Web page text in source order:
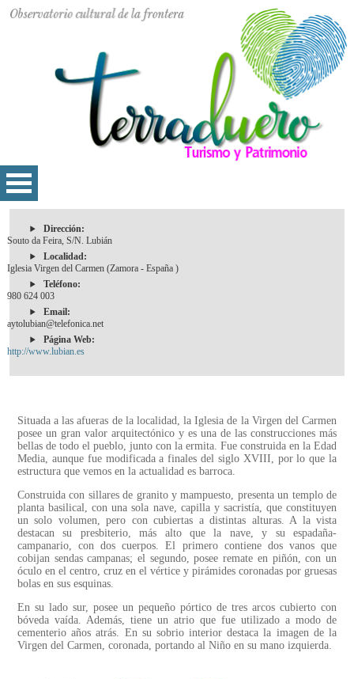
Dirección:
Souto da Feira, S/N. Lubián
Localidad:
Iglesia Virgen del Carmen (Zamora - España )
Teléfono:
980 624 003
Email:
aytolubian@telefonica.net
Página Web:
http://www.lubian.es
Situada a las afueras de la localidad, la Iglesia de la Virgen del Carmen
posee un gran valor arquitectónico y es una de las construcciones más
bellas de todo el pueblo, junto con la ermita. Fue construida en la Edad
Media, aunque fue modificada a finales del siglo XVIII, por lo que la
estructura que vemos en la actualidad es barroca.
Construida con sillares de granito y mampuesto, presenta un templo de
planta basilical, con una sola nave, capilla y sacristía, que constituyen
un solo volumen, pero con cubiertas a distintas alturas. A la vista
destacan su presbiterio, más alto que la nave, y su espadaña-
campanario, con dos cuerpos. El primero contiene dos vanos que
cobijan sendas campanas; el segundo, posee remate en piñón, con un
óculo en el centro, cruz en el vértice y pirámides coronadas por gruesas
bolas en sus esquinas.
En su lado sur, posee un pequeño pórtico de tres arcos cubierto con
bóveda vaída. Además, tiene un atrio que fue utilizado a modo de
cementerio años atrás. En su sobrio interior destaca la imagen de la
Virgen del Carmen, coronada, portando al Niño en su mano izquierda.